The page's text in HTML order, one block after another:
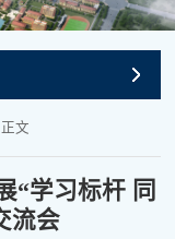
文
“学习标杆 同
流会